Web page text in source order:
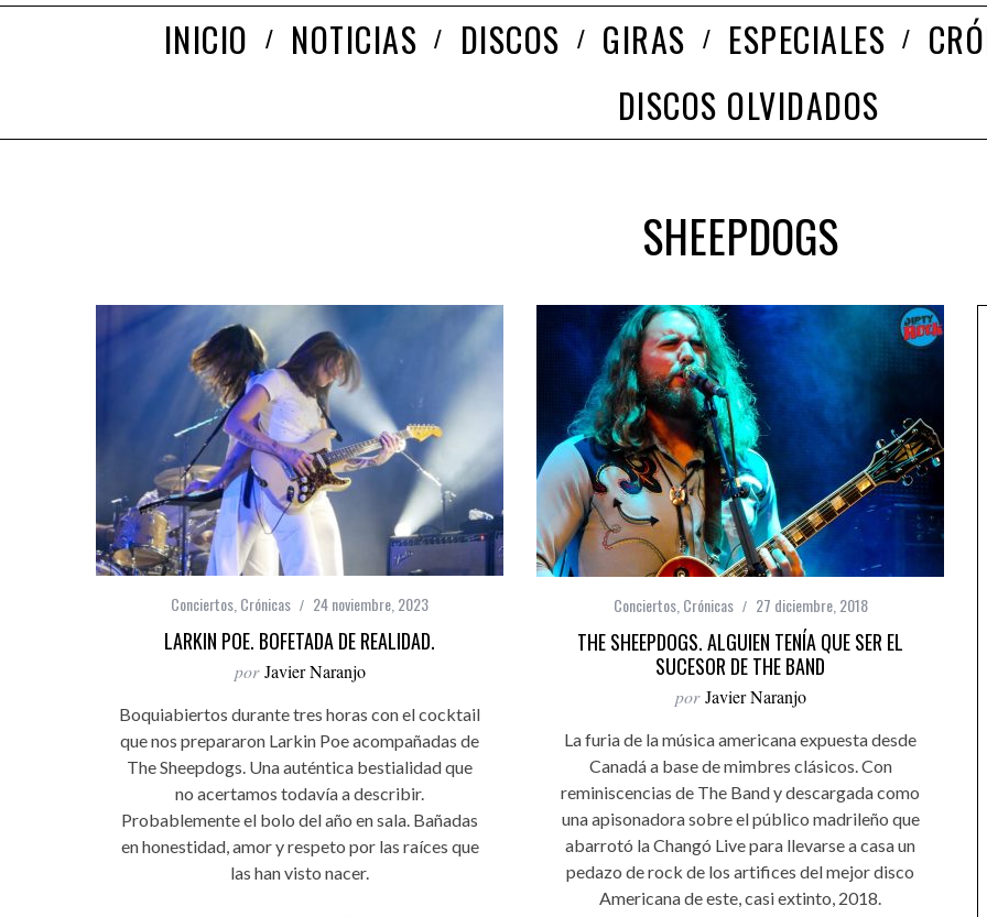
INICIO NOTICIAS DISCOS GIRAS ESPECIALES
DISCOS OLVIDADOS
SHEEPDOGS
Conciertos Crónicas 24 noviembre, 2023
LARKIN POE. BOFETADA DE REALIDAD.
por Javier Naranjo
Boquiabiertos durante tres horas con el cocktail
que nos prepararon Larkin Poe acompañadas de
The Sheepdogs. Una auténtica bestialidad que
no acertamos todavía a describir.
Probablemente el bolo del año en sala. Bañadas
en honestidad, amor y respeto por las raíces que
las han visto nacer.
Conciertos, Crónicas 27 diciembre, 2018
THE SHEEPDOGS. ALGUIEN TENÍA QUE SER EL
SUCESOR DE THE BAND
por Javier Naranjo
La furia de la música americana expuesta desde
Canadá a base de mimbres clásicos. Con
reminiscencias de The Band y descargada como
una apisonadora sobre el público madrileño que
abarrotó la Changó Live para llevarse a casa un
pedazo de rock de los artifices del mejor disco
Americana de este, casi extinto, 2018.